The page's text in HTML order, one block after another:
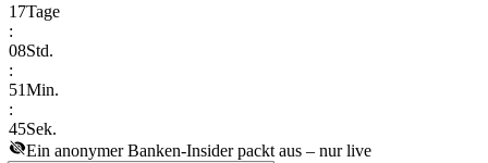
17Tage
:
08Std.
:
51Min.
:
45Sek.
Ein anonymer Banken-Insider packt aus – nur live